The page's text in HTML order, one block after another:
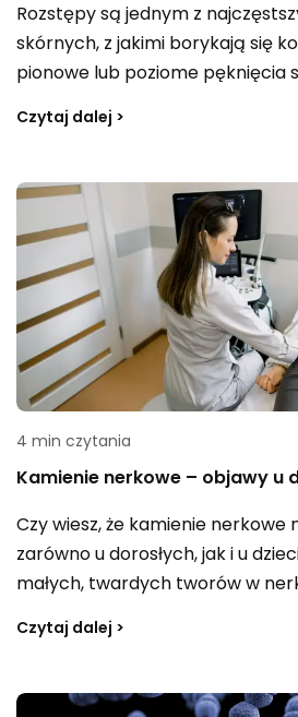
Rozstępy są jednym z
skórnych, z jakimi borykają się
pionowe lub poziome pęknięcia
Mogą być przyczyną frustracji i
wiele skutecznych sposobów
rozstępom w trakcie ciąży oraz
widoczności. W tym artykule
powstawania rozstępów, jak je
jak pielęgnować skórę w ciąży.
Czytaj dalej >
4 min czytania
Kamienie nerkowe – objawy u
Czy wiesz, że kamienie
zarówno u dorosłych, jak i u
małych, twardych tworów w
przedstawimy objawy kamieni
się, jak rozpoznać kamienie w
Czytaj dalej >